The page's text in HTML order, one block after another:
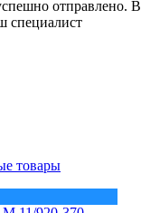
отправлено.
специалист
товары